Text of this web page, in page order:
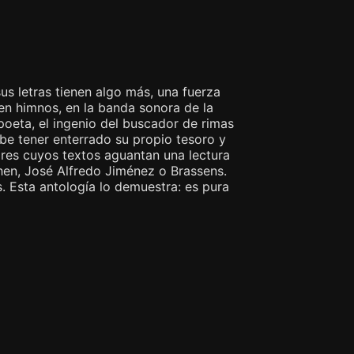
letras tienen algo más, una fuerza
himnos, en la banda sonora de la
el ingenio del buscador de rimas
tener enterrado su propio tesoro y
cuyos textos aguantan una lectura
José Alfredo Jiménez o Brassens.
Esta antología lo demuestra: es pura